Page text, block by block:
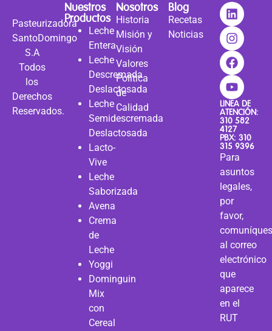
Pasteurizadora
SantoDomingo
S.A
Todos
los
Derechos
Reservados.
Nuestros
Productos
Leche
Entera
Leche
Descremada
Deslactosada
Leche
Semidescremada
Deslactosada
Lacto-
Vive
Leche
Saborizada
Avena
Crema
de
Leche
Yoggi
Dominguin
Mix
con
Cereal
Nosotros
Historia
Misión y
Visión
Valores
Política
de
Calidad
Blog
Recetas
Noticias
LINEA DE
ATENCIÓN:
310 582
4127
PBX: 310
315 9396
Para
asuntos
legales,
por
favor,
al correo
electrónico
que
aparece
en el
RUT